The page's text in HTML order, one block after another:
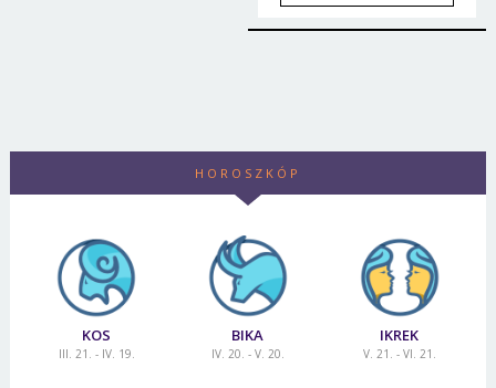
HOROSZKÓP
KOS
III. 21. - IV. 19.
BIKA
IV. 20. - V. 20.
IKREK
V. 21. - VI. 21.